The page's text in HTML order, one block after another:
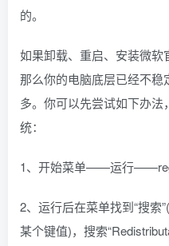
的。
如果卸载、重启、安装微软
那么你的电脑底层已经不
多。你可以先尝试如下办
统：
1、开始菜单——运行
2、运行后在菜单找到“搜索
某个键值)，搜索